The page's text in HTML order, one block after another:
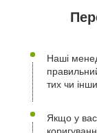
Наші
тих чи
Якщо у